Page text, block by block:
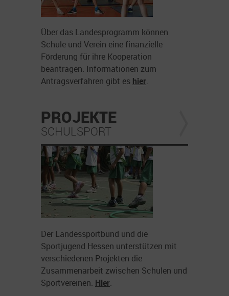
Über das Landesprogramm können
Schule und Verein eine finanzielle
Förderung für ihre Kooperation
beantragen. Informationen zum
Antragsverfahren gibt es hier.
PROJEKTE
SCHULSPORT
Der Landessportbund und die
Sportjugend Hessen unterstützen mit
verschiedenen Projekten die
Zusammenarbeit zwischen Schulen und
Sportvereinen. Hier.